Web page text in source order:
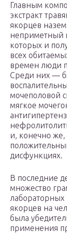
Главным
экстракт
якорцев
неприметный
которых и
всех
времен люди
Среди них —
мочеполовой
мягкое
и, конечно же,
дисфункциях.
В последние
множество
лабораторных
якорцев на
была
применения